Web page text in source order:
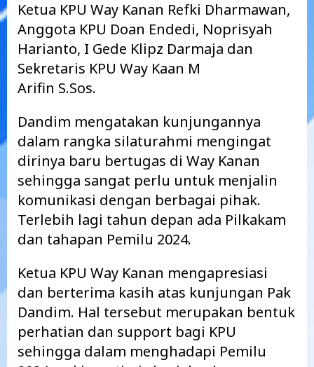
Ketua KPU Way Kanan Refki Dharmawan,
Anggota KPU Doan Endedi, Noprisyah
Harianto, I Gede Klipz Darmaja dan
Sekretaris KPU Way Kaan M
Arifin S.Sos.
Dandim mengatakan kunjungannya
dalam rangka silaturahmi mengingat
dirinya baru bertugas di Way Kanan
sehingga sangat perlu untuk menjalin
komunikasi dengan berbagai pihak.
Terlebih lagi tahun depan ada Pilkakam
dan tahapan Pemilu 2024.
Ketua KPU Way Kanan mengapresiasi
dan berterima kasih atas kunjungan Pak
Dandim. Hal tersebut merupakan bentuk
perhatian dan support bagi KPU
sehingga dalam menghadapi Pemilu